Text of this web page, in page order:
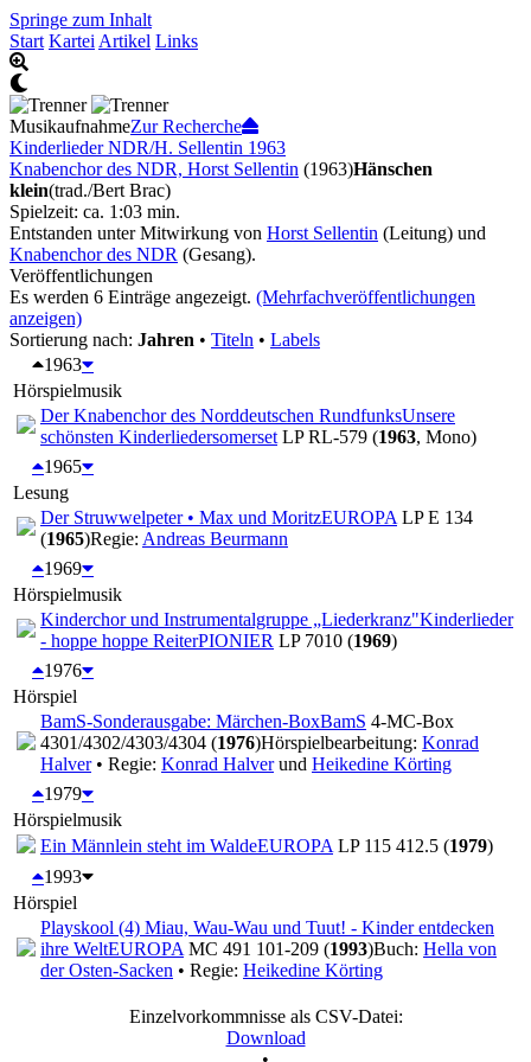
Springe zum Inhalt
Start Kartei Artikel Links
MusikaufnahmeZur Recherche
Kinderlieder NDR/H. Sellentin 1963
Knabenchor des NDR, Horst Sellentin (1963)Hänschen
klein(trad./Bert Brac)
Spielzeit: ca. 1:03 min.
Entstanden unter Mitwirkung von Horst Sellentin (Leitung) und
Knabenchor des NDR (Gesang).
Veröffentlichungen
Es werden 6 Einträge angezeigt. (Mehrfachveröffentlichungen
anzeigen)
Sortierung nach: Jahren • Titeln • Labels
1963
Hörspielmusik
Der Knabenchor des Norddeutschen RundfunksUnsere
schönsten Kinderliedersomerset LP RL-579 (1963, Mono)
1965
Lesung
Der Struwwelpeter • Max und MoritzEUROPA LP E 134
(1965)Regie: Andreas Beurmann
1969
Hörspielmusik
Kinderchor und Instrumentalgruppe „Liederkranz"Kinderlieder
- hoppe hoppe ReiterPIONIER LP 7010 (1969)
1976
Hörspiel
BamS-Sonderausgabe: Märchen-BoxBamS 4-MC-Box
4301/4302/4303/4304 (1976)Hörspielbearbeitung: Konrad
Halver• Regie: Konrad Halverund Heikedine Körting
1979
Hörspielmusik
Ein Männlein steht im WaldeEUROPA LP 115 412.5 (1979)
1993
Hörspiel
Playskool (4) Miau, Wau-Wau und Tuut! - Kinder entdecken
ihre WeltEUROPA MC 491 101-209 (1993)Buch: Hella von
der Osten-Sacken • Regie: Heikedine Körting
Einzelvorkommnisse als CSV-Datei:
Download